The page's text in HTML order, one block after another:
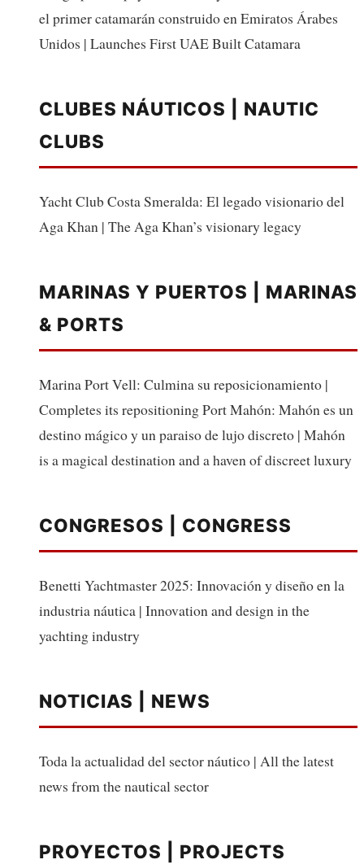
el primer catamarán construido en Emiratos Árabes
Unidos | Launches First UAE Built Catamara
CLUBES NÁUTICOS | NAUTIC
CLUBS
Yacht Club Costa Smeralda: El legado visionario del
Aga Khan | The Aga Khan’s visionary legacy
MARINAS Y PUERTOS | MARINAS
& PORTS
Marina Port Vell: Culmina su reposicionamiento |
Completes its repositioning Port Mahón: Mahón es un
destino mágico y un paraiso de lujo discreto | Mahón
is a magical destination and a haven of discreet luxury
CONGRESOS | CONGRESS
Benetti Yachtmaster 2025: Innovación y diseño en la
industria náutica | Innovation and design in the
yachting industry
NOTICIAS | NEWS
Toda la actualidad del sector náutico | All the latest
news from the nautical sector
PROYECTOS | PROJECTS